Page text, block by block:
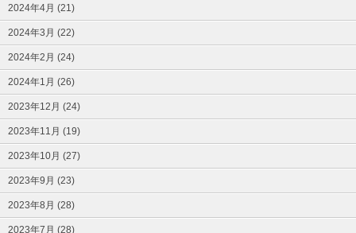
2024年4月 (21)
2024年3月 (22)
2024年2月 (24)
2024年1月 (26)
2023年12月 (24)
2023年11月 (19)
2023年10月 (27)
2023年9月 (23)
2023年8月 (28)
2023年7月 (28)